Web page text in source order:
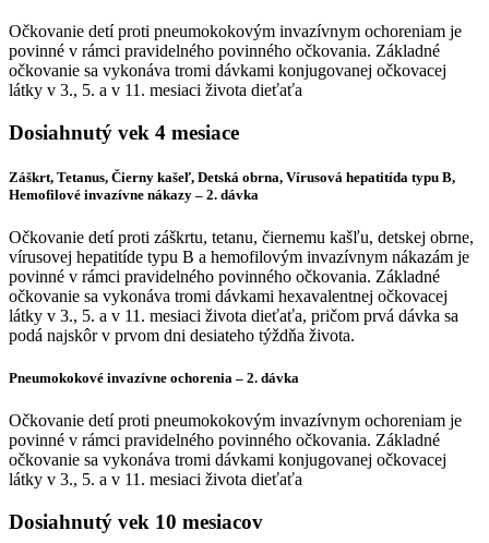
Očkovanie detí proti pneumokokovým invazívnym ochoreniam je
povinné v rámci pravidelného povinného očkovania. Základné
očkovanie sa vykonáva tromi dávkami konjugovanej očkovacej
látky v 3., 5. a v 11. mesiaci života dieťaťa
Dosiahnutý vek 4 mesiace
Záškrt, Tetanus, Čierny kašeľ, Detská obrna, Vírusová hepatitída typu B,
Hemofilové invazívne nákazy – 2. dávka
Očkovanie detí proti záškrtu, tetanu, čiernemu kašľu, detskej obrne,
vírusovej hepatitíde typu B a hemofilovým invazívnym nákazám je
povinné v rámci pravidelného povinného očkovania. Základné
očkovanie sa vykonáva tromi dávkami hexavalentnej očkovacej
látky v 3., 5. a v 11. mesiaci života dieťaťa, pričom prvá dávka sa
podá najskôr v prvom dni desiateho týždňa života.
Pneumokokové invazívne ochorenia – 2. dávka
Očkovanie detí proti pneumokokovým invazívnym ochoreniam je
povinné v rámci pravidelného povinného očkovania. Základné
očkovanie sa vykonáva tromi dávkami konjugovanej očkovacej
látky v 3., 5. a v 11. mesiaci života dieťaťa
Dosiahnutý vek 10 mesiacov